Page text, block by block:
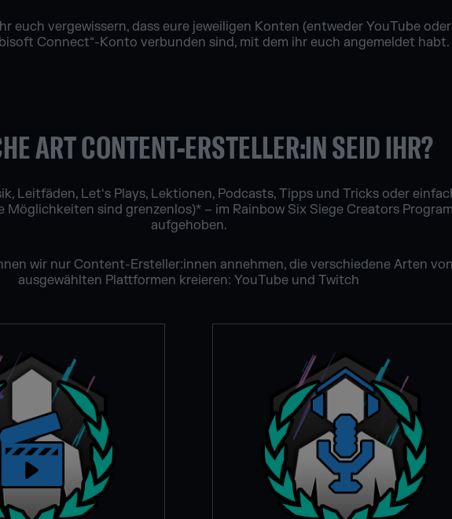
euch vergewissern, dass eure jeweiligen Konten (entweder YouTube
Connect“-Konto verbunden sind, mit dem ihr euch angemeldet habt.
ART CONTENT-ERSTELLER:IN SEID IHR?
Leitfäden, Let‘s Plays, Lektionen, Podcasts, Tipps und Tricks oder
Möglichkeiten sind grenzenlos)* – im Rainbow Six Siege Creators
aufgehoben.
wir nur Content-Ersteller:innen annehmen, die verschiedene Arten
ausgewählten Plattformen kreieren: YouTube und Twitch